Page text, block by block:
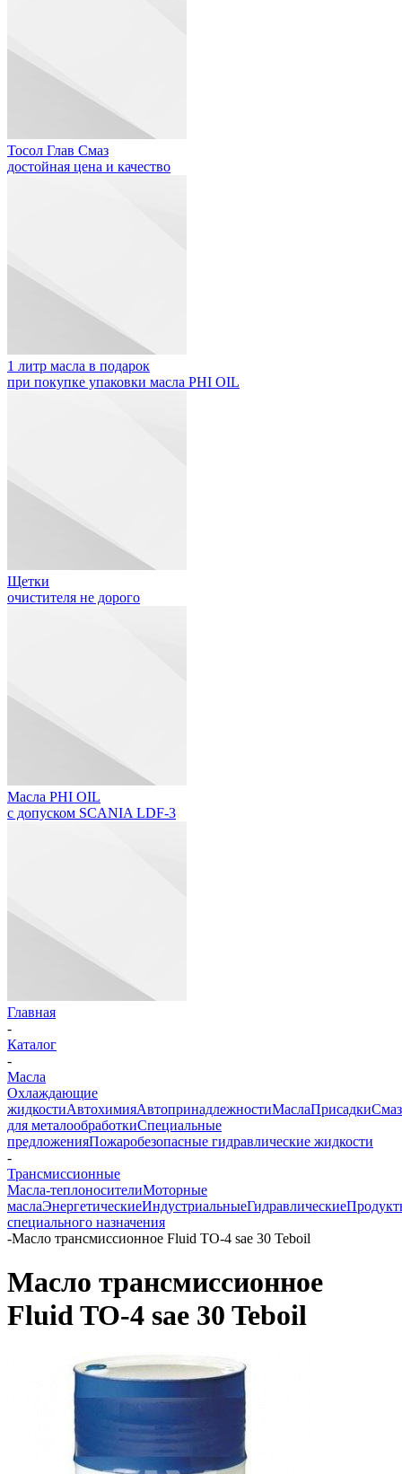
Тосол Глав Смаз
достойная цена и качество
1 литр масла в подарок
при покупке упаковки масла PHI OIL
Щетки
очистителя не дорого
Масла PHI OIL
с допуском SCANIA LDF-3
Главная
-
Каталог
-
Масла
Охлаждающие
жидкостиАвтохимияАвтопринадлежностиМаслаПрисадки
для металообработкиСпециальные
предложенияПожаробезопасные гидравлические жидкости
-
Трансмиссионные
Масла-теплоносителиМоторные
маслаЭнергетическиеИндустриальныеГидравлические
специального назначения
-Масло трансмиссионное Fluid TO-4 sae 30 Teboil
Масло трансмиссионное
Fluid TO-4 sae 30 Teboil